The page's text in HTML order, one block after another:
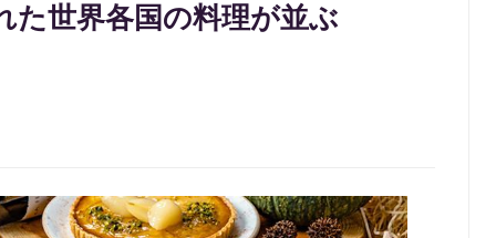
た世界各国の料理が並ぶ